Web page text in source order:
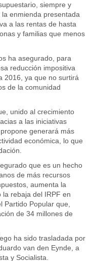
siempre y
enmienda presentada
a las rentas de hasta
y familias que menos
ha asegurado, para
reducción impositiva
2016, ya que no surtirá
de la comunidad
unido al crecimiento
a las iniciativas
generará más
económica, lo que
que es un hecho
de más recursos
aumenta la
rebaja del IRPF en
Partido Popular que,
de 34 millones de
ha sido trasladada por
van den Eynde, a
y Socialista.